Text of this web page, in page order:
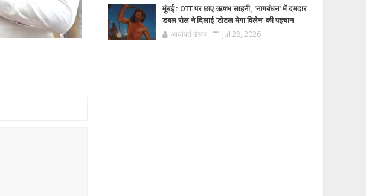
मुंबई : OTT पर छाए ऋषभ साहनी, 'नागबंधन' में दमदार
डबल रोल ने दिलाई 'टोटल मेगा विलेन' की पहचान
आर्यावर्त डेस्क Jul 28, 2026